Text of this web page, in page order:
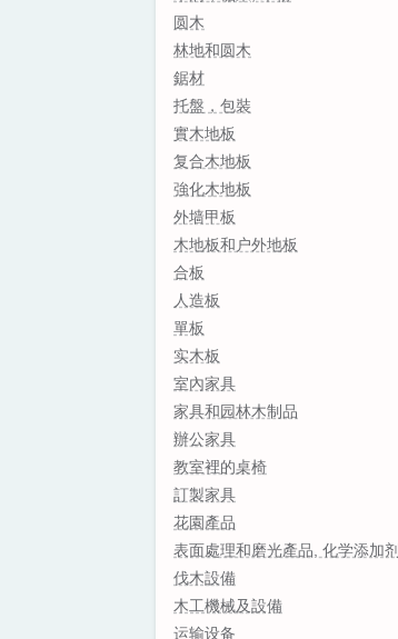
圆木
林地和圆木
鋸材
托盤，包裝
實木地板
复合木地板
強化木地板
外墙甲板
木地板和户外地板
合板
人造板
單板
实木板
室內家具
家具和园林木制品
辦公家具
教室裡的桌椅
訂製家具
花園產品
表面處理和磨光產品, 化学添加剂
伐木設備
木工機械及設備
运输设备